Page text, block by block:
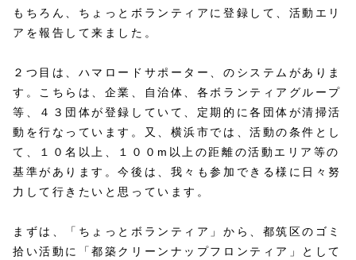
もちろん、ちょっとボランティアに登録して、活動エリ
アを報告して来ました。
２つ目は、ハマロードサポーター、のシステムがありま
す。こちらは、企業、自治体、各ボランティアグループ
等、４３団体が登録していて、定期的に各団体が清掃活
動を行なっています。又、横浜市では、活動の条件とし
て、１０名以上、１００m以上の距離の活動エリア等の
基準があります。今後は、我々も参加できる様に日々努
力して行きたいと思っています。
まずは、「ちょっとボランティア」から、都筑区のゴミ
拾い活動に「都築クリーンナップフロンティア」として